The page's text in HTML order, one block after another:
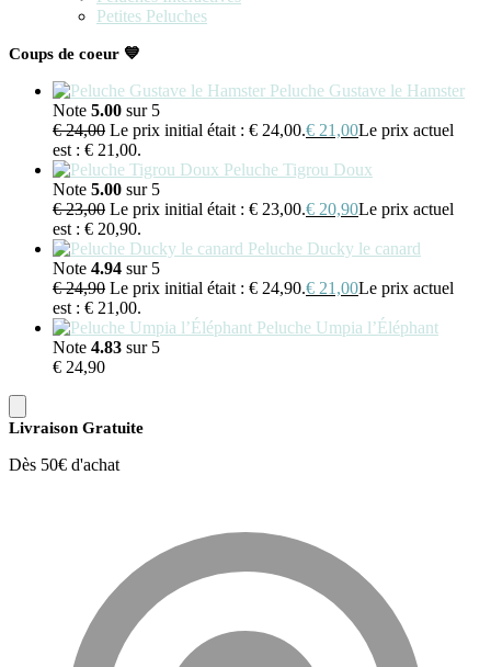
Petites Peluches
Coups de coeur 💙
Peluche Gustave le Hamster
Note 5.00 sur 5
€24,00 Le prix initial était : € 24,00.€ 21,00Le prix actuel
est : € 21,00.
Peluche Tigrou Doux
Note 5.00 sur 5
€23,00 Le prix initial était : € 23,00.€ 20,90Le prix actuel
est : € 20,90.
Peluche Ducky le canard
Note 4.94 sur 5
€24,90 Le prix initial était : € 24,90.€ 21,00Le prix actuel
est : € 21,00.
Peluche Umpia l’Éléphant
Note 4.83 sur 5
€ 24,90
Livraison Gratuite
Dès 50€ d'achat